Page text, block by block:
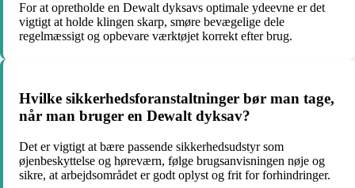
For at opretholde en Dewalt dyksavs optimale ydeevne er det
vigtigt at holde klingen skarp, smøre bevægelige dele
regelmæssigt og opbevare værktøjet korrekt efter brug.
Hvilke sikkerhedsforanstaltninger bør man tage,
når man bruger en Dewalt dyksav?
Det er vigtigt at bære passende sikkerhedsudstyr som
øjenbeskyttelse og høreværn, følge brugsanvisningen nøje og
sikre, at arbejdsområdet er godt oplyst og frit for forhindringer.